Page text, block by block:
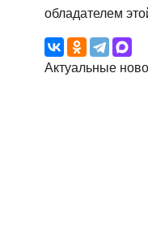
обладателем
Актуальные